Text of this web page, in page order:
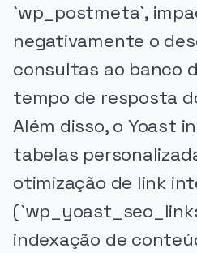
`wp_postmeta`,
negativamente o
consultas ao banco
tempo de resposta
Além disso, o Yoast
tabelas
otimização de link
indexação de